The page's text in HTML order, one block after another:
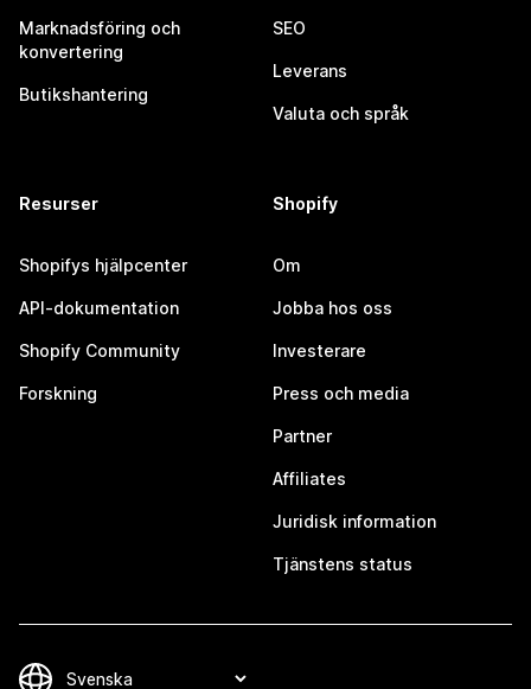
Marknadsföring och
konvertering
Butikshantering
SEO
Leverans
Valuta och språk
Resurser
Shopifys hjälpcenter
API-dokumentation
Shopify Community
Forskning
Shopify
Om
Jobba hos oss
Investerare
Press och media
Partner
Affiliates
Juridisk information
Tjänstens status